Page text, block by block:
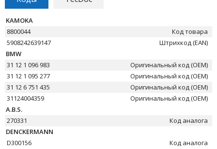
KAMOKA
8800044
Код товара
5908242639147
Штрихкод (EAN)
BMW
31 12 1 096 983
Оригинальный код (OEM)
31 12 1 095 277
Оригинальный код (OEM)
31 12 6 751 435
Оригинальный код (OEM)
31124004359
Оригинальный код (OEM)
A.B.S.
270331
Код аналога
DENCKERMANN
D300156
Код аналога